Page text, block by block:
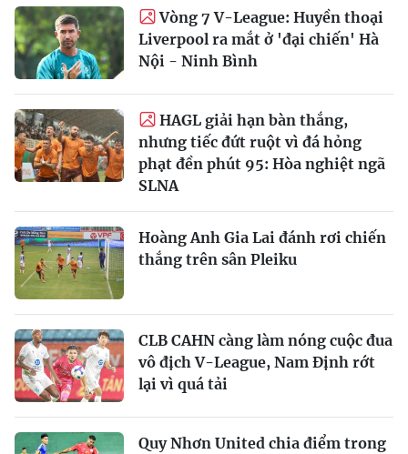
Vòng 7 V-League: Huyền thoại
Liverpool ra mắt ở 'đại chiến' Hà
Nội - Ninh Bình
HAGL giải hạn bàn thắng,
nhưng tiếc đứt ruột vì đá hỏng
phạt đền phút 95: Hòa nghiệt ngã
SLNA
Hoàng Anh Gia Lai đánh rơi chiến
thắng trên sân Pleiku
CLB CAHN càng làm nóng cuộc đua
vô địch V-League, Nam Định rớt
lại vì quá tải
Quy Nhơn United chia điểm trong